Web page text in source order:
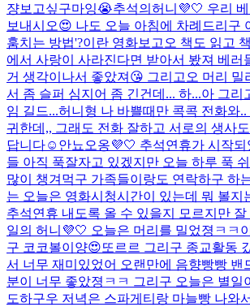
쟝보고싶구마잉😭추석의허니💜🤍 우리
보내시오😍 나도 오늘 아침에 차례드리구
훔치는 방법'?이란 영화보고오 책도 읽고
에서 사랑이 사라진다면 받아서 봤져 베러
거 생각이나서 좋았져😘 그리고오 머리 밀
서 좀 슬퍼 심지어 좀 긴건데... 하...아 그리
임 길드...허니형 나 바쁠때만 콕콕 전화와
귀한데,, 그래도 전화 잘하고 서로의 생사
답니다☺️ 안뇨오옹💜🤍 추석연휴가 시작
들 아직 푹잘자고 있겠지만 오늘 하루 푹
많이 챙겨먹구 가족들이랑도 연락하구 하
는 오늘은 영화시청시간이 있는데 뭐 볼지
추석연휴 내도록 올 수 있을지 모르지만 잘
일의 허니💜🤍 오늘은 머리를 밀었졍ㅋㅋ
구 코코볼이양😍또르르 그리구 종교활동
서 너무 재미있었어 오랜만에 음향빵빵 밴
분이 너무 좋았졍ㅋㅋ 그리구 오늘은 별일
도하구우 저녁은 스파게티랑 마늘빵 나와